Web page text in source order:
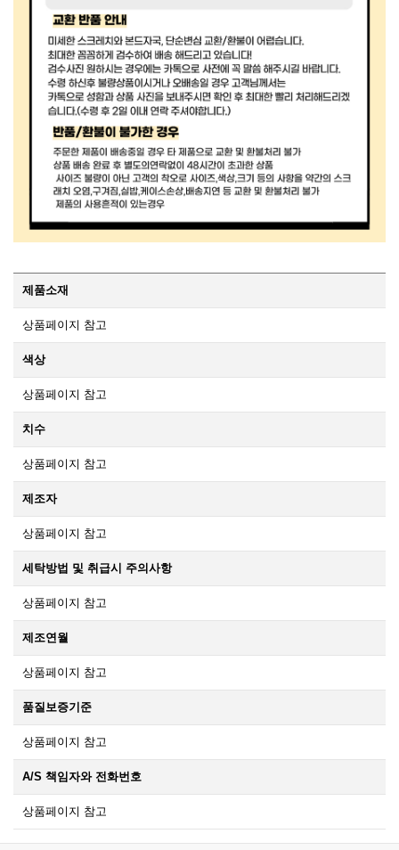
제품소재
상품페이지 참고
색상
상품페이지 참고
치수
상품페이지 참고
제조자
상품페이지 참고
세탁방법 및 취급시 주의사항
상품페이지 참고
제조연월
상품페이지 참고
품질보증기준
상품페이지 참고
A/S 책임자와 전화번호
상품페이지 참고